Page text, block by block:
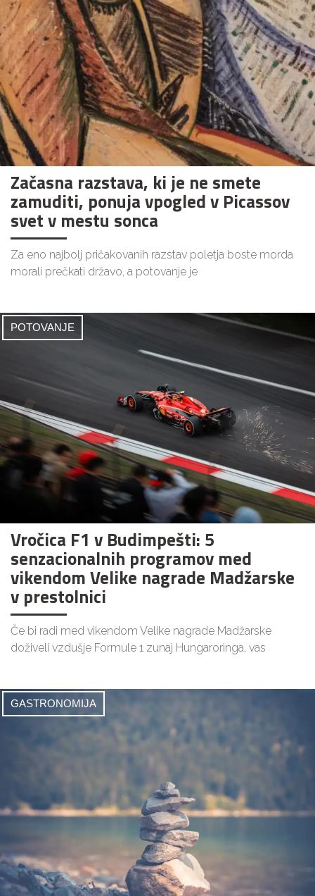
Začasna razstava, ki je ne smete
zamuditi, ponuja vpogled v Picassov
svet v mestu sonca
Za eno najbolj pričakovanih razstav poletja boste morda
morali prečkati državo, a potovanje je
POTOVANJE
Vročica F1 v Budimpešti: 5
senzacionalnih programov med
vikendom Velike nagrade Madžarske
v prestolnici
Če bi radi med vikendom Velike nagrade Madžarske
doživeli vzdušje Formule 1 zunaj Hungaroringa, vas
GASTRONOMIJA